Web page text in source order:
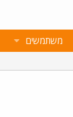
משתמשים